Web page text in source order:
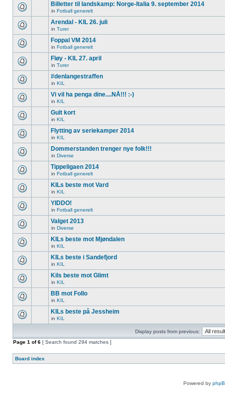
Billetter til landskamp: Norge-Italia 9. september 2014
in Fotball generelt
Arendal - KIL 26. juli
in Turer
Foppal VM 2014
in Fotball generelt
Fløy - KIL 27. april
in Turer
#denlangestraffen
in KIL
Vi vil ha penga dine....NÅ!!! :-)
in KIL
Gult kort
in KIL
Flytting av seriekamper 2014
in KIL
Dommerstanden trenger nye folk!!!
in Diverse
Tippeligaen 2014
in Fotball generelt
KILs beste mot Vard
in KIL
YIDDO!
in Fotball generelt
Valget 2013
in Diverse
KILs beste mot Mjøndalen
in KIL
KILs beste i Sandefjord
in KIL
Kils beste mot Glimt
in KIL
BB mot Follo
in KIL
KILs beste på Jessheim
in KIL
Display posts from previous:
Page 1 of6 [ Search found 294 matches ]
Board index
Powered by